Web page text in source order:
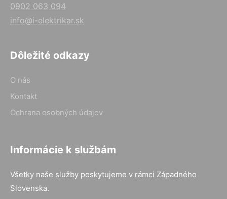
0902 063 094
info@i-elektrikar.sk
Dôležité odkazy
O nás
Kontakt
Ochrana osobných údajov
Informácie k službám
Všetky naše služby poskytujeme v rámci Západného
Slovenska.